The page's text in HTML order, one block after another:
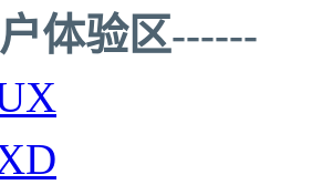
体验区------